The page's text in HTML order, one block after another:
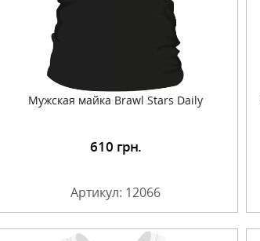
Мужская майка Brawl Stars Daily
610 грн.
Артикул: 12066
Подробнее